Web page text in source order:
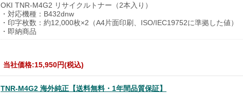
OKI TNR-M4G2 リサイクルトナー（2本入り）
・対応機種：B432dnw
・印字枚数：約12,000枚×2（A4片面印刷、ISO/IEC19752に準拠した値）
・即納商品
当社価格:15,950円(税込)
TNR-M4G2 海外純正【送料無料・1年間品質保証】